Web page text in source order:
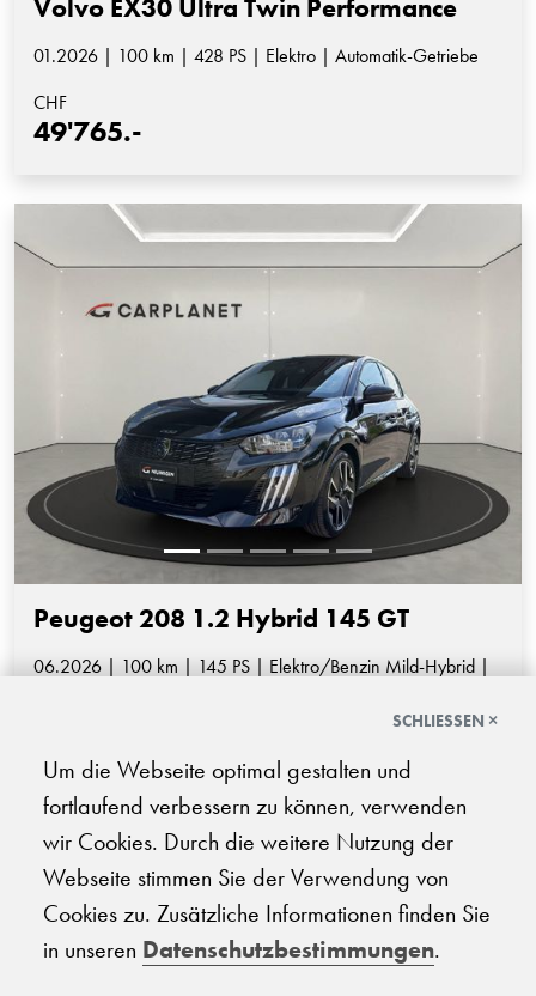
Volvo EX30 Ultra Twin Performance
01.2026 | 100 km | 428 PS | Elektro | Automatik-Getriebe
CHF
49'765.-
Peugeot 208 1.2 Hybrid 145 GT
06.2026 | 100 km | 145 PS | Elektro/Benzin Mild-Hybrid |
24'800.-
ab CHF 527.-
3 4 …
SCHLIESSEN ×
Um die Webseite optimal gestalten und
fortlaufend verbessern zu können, verwenden
wir Cookies. Durch die weitere Nutzung der
Webseite stimmen Sie der Verwendung von
Cookies zu. Zusätzliche Informationen finden Sie
in unseren Datenschutzbestimmungen.